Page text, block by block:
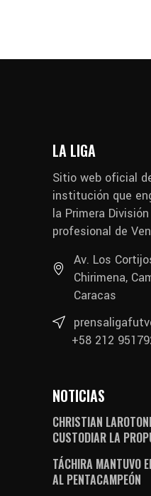
LA LIGA
Sitio web oficial
institución que
la Primera
profesional de
Av. Los
Chirimena,
Caracas
+58 212
NOTICIAS
CHRISTIAN
CUSTODIAR LA
TÁCHIRA MANTUVO
AL PENTACAMPEÓN